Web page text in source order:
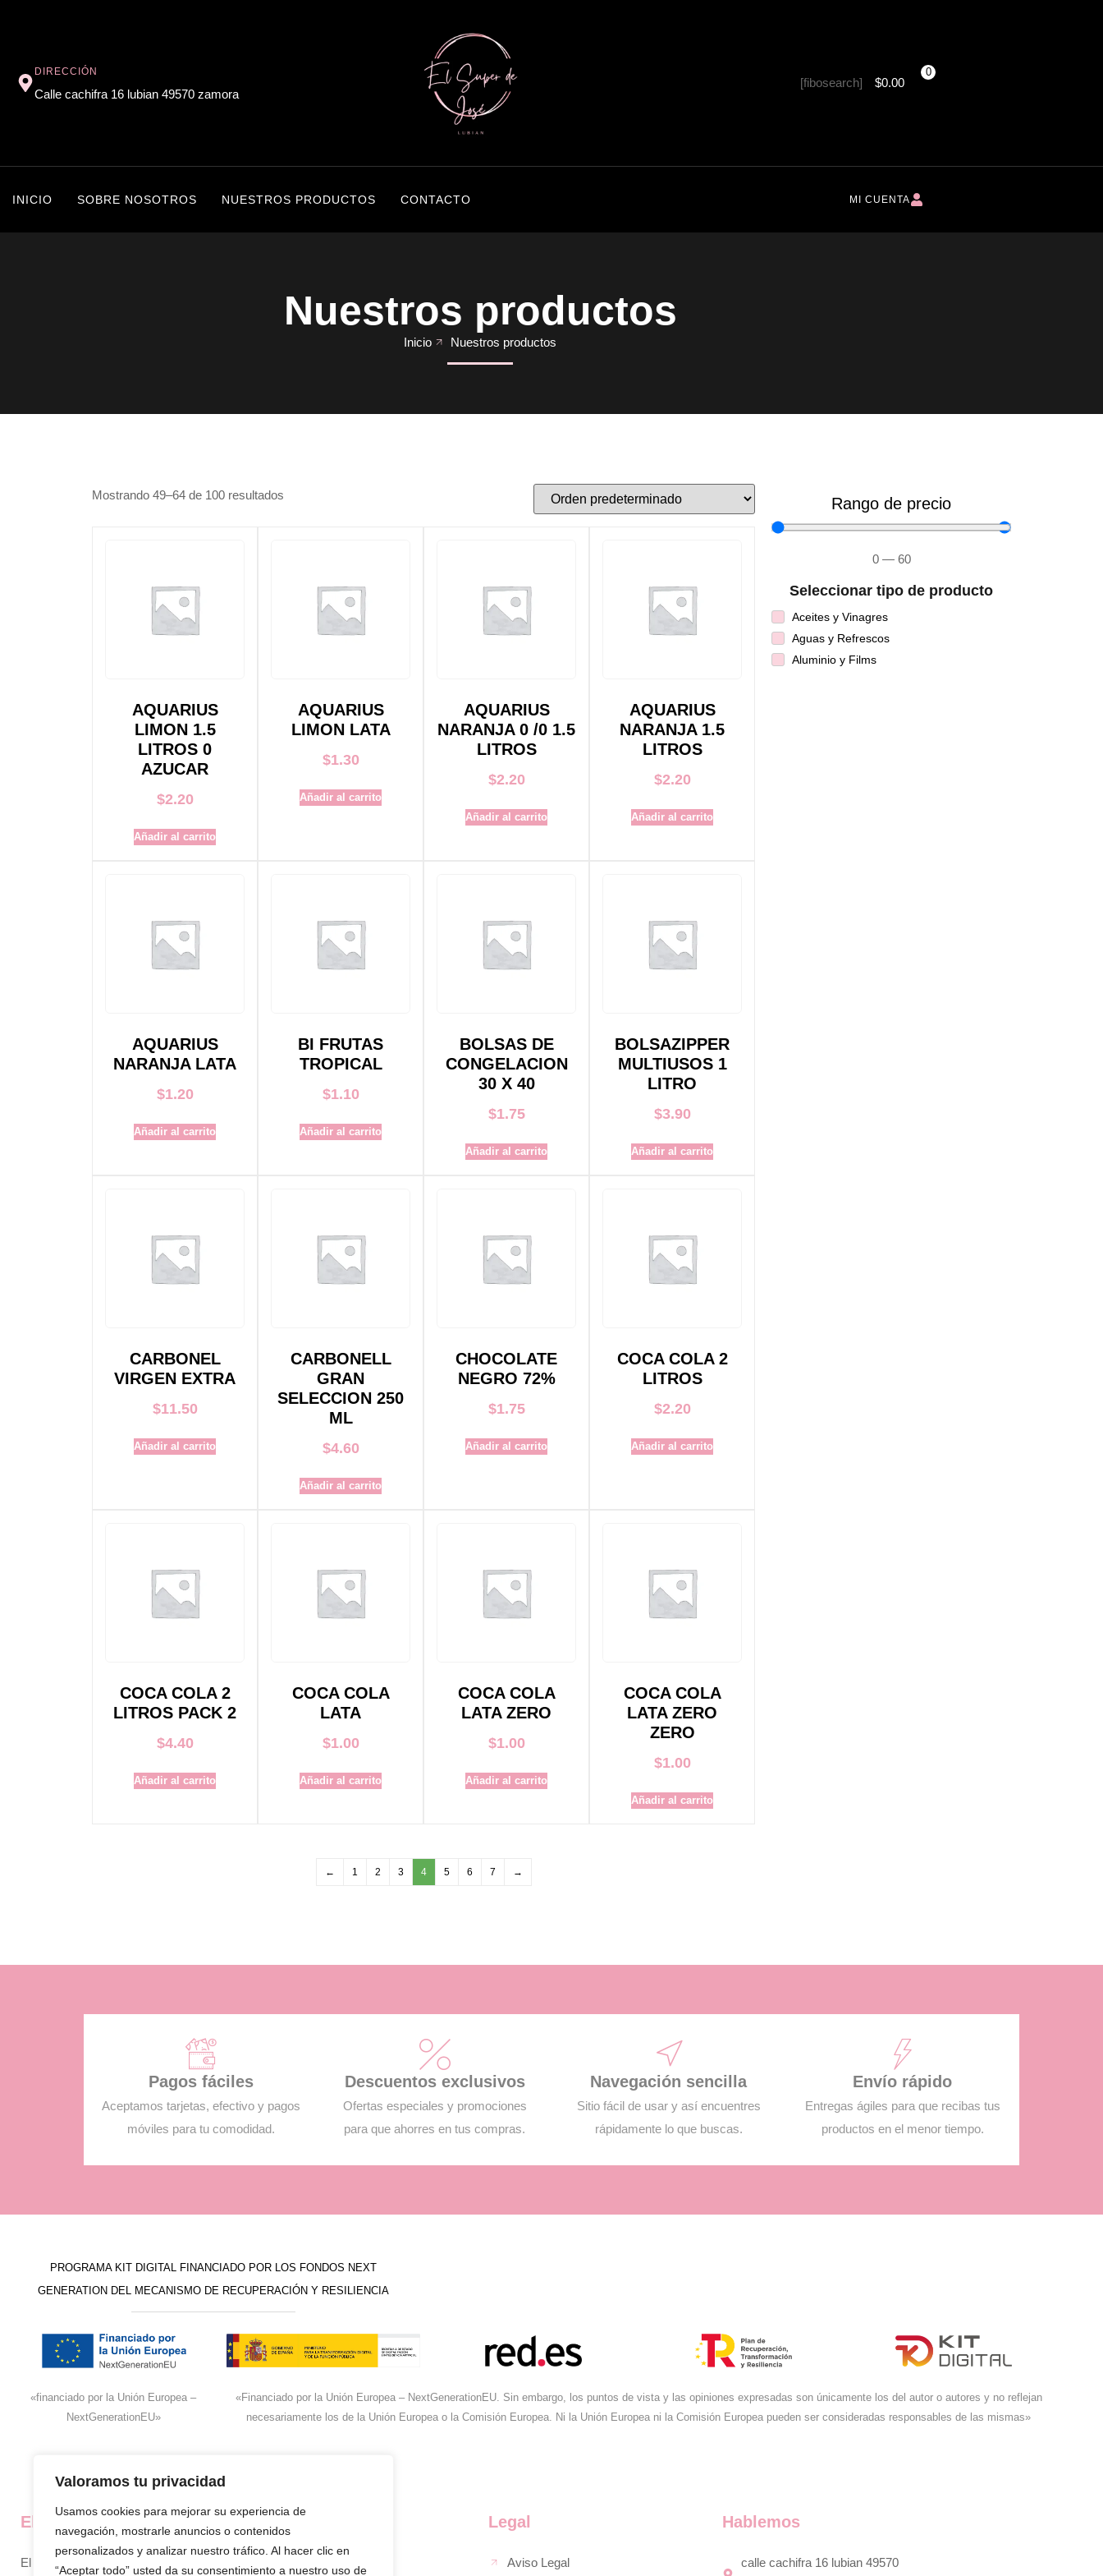
Valoramos tu privacidad
Usamos cookies para mejorar su experiencia de
navegación, mostrarle anuncios o contenidos
personalizados y analizar nuestro tráfico. Al hacer clic en
“Aceptar todo” usted da su consentimiento a nuestro uso de
DIRECCIÓN
Calle cachifra 16 lubian 49570 zamora
[fibosearch] $0.00
0
INICIO SOBRE NOSOTROS NUESTROS PRODUCTOS CONTACTO MI CUENTA
Nuestros productos
Inicio Nuestros productos
Mostrando 49–64 de 100 resultados
AQUARIUS
LIMON 1.5
LITROS 0
AZUCAR
$2.20
Añadir al carrito
AQUARIUS
LIMON LATA
$1.30
Añadir al carrito
AQUARIUS
NARANJA 0 /0 1.5
LITROS
$2.20
Añadir al carrito
AQUARIUS
NARANJA 1.5
LITROS
$2.20
Añadir al carrito
AQUARIUS
NARANJA LATA
$1.20
Añadir al carrito
BI FRUTAS
TROPICAL
$1.10
Añadir al carrito
BOLSAS DE
CONGELACION
30 X 40
$1.75
Añadir al carrito
BOLSAZIPPER
MULTIUSOS 1
LITRO
$3.90
Añadir al carrito
CARBONEL
VIRGEN EXTRA
$11.50
Añadir al carrito
CARBONELL
GRAN
SELECCION 250
ML
$4.60
Añadir al carrito
CHOCOLATE
NEGRO 72%
$1.75
Añadir al carrito
COCA COLA 2
LITROS
$2.20
Añadir al carrito
COCA COLA 2
LITROS PACK 2
$4.40
Añadir al carrito
COCA COLA
LATA
$1.00
Añadir al carrito
COCA COLA
LATA ZERO
$1.00
Añadir al carrito
COCA COLA
LATA ZERO
ZERO
$1.00
Añadir al carrito
← 1 2 3 4 5 6 7 →
Rango de precio
0— 60
Seleccionar tipo de producto
Aceites y Vinagres
Aguas y Refrescos
Aluminio y Films
Pagos fáciles
Aceptamos tarjetas, efectivo y pagos
móviles para tu comodidad.
Descuentos exclusivos
Ofertas especiales y promociones
para que ahorres en tus compras.
Navegación sencilla
Sitio fácil de usar y así encuentres
rápidamente lo que buscas.
Envío rápido
Entregas ágiles para que recibas tus
productos en el menor tiempo.
PROGRAMA KIT DIGITAL FINANCIADO POR LOS FONDOS NEXT
GENERATION DEL MECANISMO DE RECUPERACIÓN Y RESILIENCIA
«financiado por la Unión Europea –
NextGenerationEU»
«Financiado por la Unión Europea – NextGenerationEU. Sin embargo, los puntos de vista y las opiniones expresadas son únicamente los del autor o autores y no reflejan
necesariamente los de la Unión Europea o la Comisión Europea. Ni la Unión Europea ni la Comisión Europea pueden ser consideradas responsables de las mismas»
El super de José
El supermercado de confianza en
Legal
Aviso Legal
Hablemos
calle cachifra 16 lubian 49570